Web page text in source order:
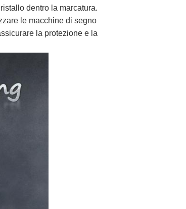
dentro la marcatura.
le macchine di segno
la protezione e la